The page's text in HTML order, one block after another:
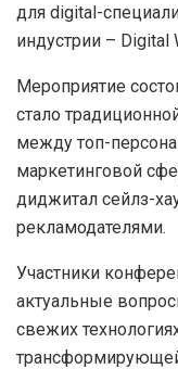
для digital-
индустрии – Digital
Мероприятие
стало
между топ-
маркетинговой
диджитал сейлз-
рекламодателями.
Участники
актуальные
свежих